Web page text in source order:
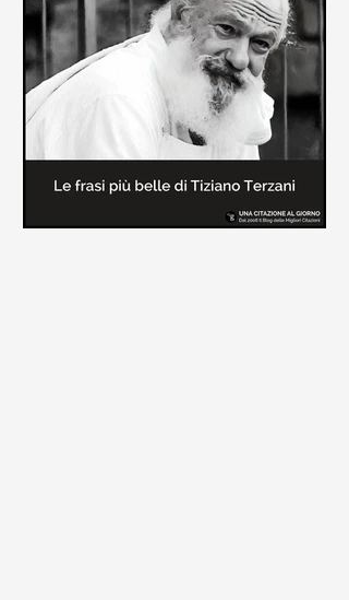
migliori frasi brevi tratte dalle poesie
di Wisława Szymborska sull'amore e
sulla vita